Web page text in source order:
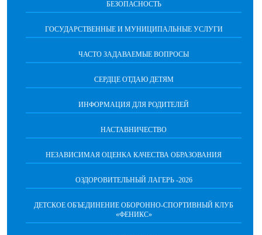
БЕЗОПАСНОСТЬ
ГОСУДАРСТВЕННЫЕ И МУНИЦИПАЛЬНЫЕ УСЛУГИ
ЧАСТО ЗАДАВАЕМЫЕ ВОПРОСЫ
СЕРДЦЕ ОТДАЮ ДЕТЯМ
ИНФОРМАЦИЯ ДЛЯ РОДИТЕЛЕЙ
НАСТАВНИЧЕСТВО
НЕЗАВИСИМАЯ ОЦЕНКА КАЧЕСТВА ОБРАЗОВАНИЯ
ОЗДОРОВИТЕЛЬНЫЙ ЛАГЕРЬ -2026
ДЕТСКОЕ ОБЪЕДИНЕНИЕ ОБОРОННО-СПОРТИВНЫЙ КЛУБ
«ФЕНИКС»